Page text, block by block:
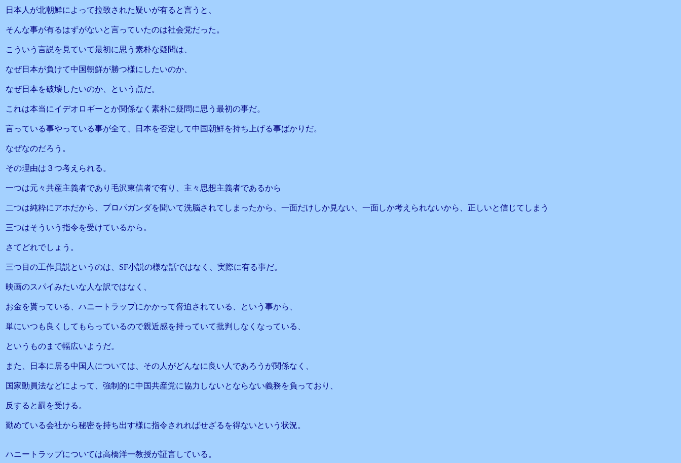
日本人が北朝鮮によって拉致された疑いが有ると言うと、
そんな事が有るはずがないと言っていたのは社会党だった。
こういう言説を見ていて最初に思う素朴な疑問は、
なぜ日本が負けて中国朝鮮が勝つ様にしたいのか、
なぜ日本を破壊したいのか、という点だ。
これは本当にイデオロギーとか関係なく素朴に疑問に思う最初の事だ。
言っている事やっている事が全て、日本を否定して中国朝鮮を持ち上げる事ばかりだ。
なぜなのだろう。
その理由は３つ考えられる。
一つは元々共産主義者であり毛沢東信者で有り、主々思想主義者であるから
二つは純粋にアホだから、プロパガンダを聞いて洗脳されてしまったから、一面だけしか見ない、一面しか考えられないから、正しいと信じてしまう
三つはそういう指令を受けているから。
さてどれでしょう。
三つ目の工作員説というのは、SF小説の様な話ではなく、実際に有る事だ。
映画のスパイみたいな人な訳ではなく、
お金を貰っている、ハニートラップにかかって脅迫されている、という事から、
単にいつも良くしてもらっているので親近感を持っていて批判しなくなっている、
というものまで幅広いようだ。
また、日本に居る中国人については、その人がどんなに良い人であろうが関係なく、
国家動員法などによって、強制的に中国共産党に協力しないとならない義務を負っており、
反すると罰を受ける。
勤めている会社から秘密を持ち出す様に指令されればせざるを得ないという状況。
ハニートラップについては高橋洋一教授が証言している。